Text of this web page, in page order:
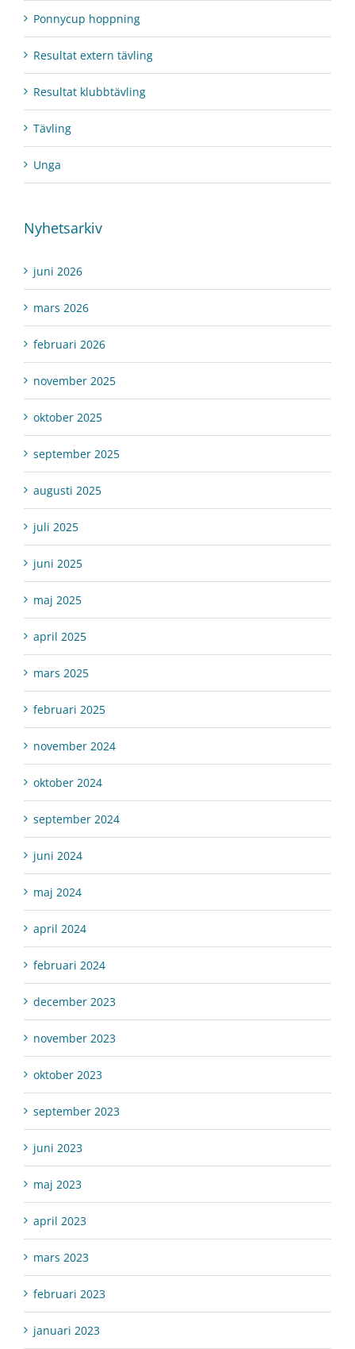
Ponnycup hoppning
Resultat extern tävling
Resultat klubbtävling
Tävling
Unga
Nyhetsarkiv
juni 2026
mars 2026
februari 2026
november 2025
oktober 2025
september 2025
augusti 2025
juli 2025
juni 2025
maj 2025
april 2025
mars 2025
februari 2025
november 2024
oktober 2024
september 2024
juni 2024
maj 2024
april 2024
februari 2024
december 2023
november 2023
oktober 2023
september 2023
juni 2023
maj 2023
april 2023
mars 2023
februari 2023
januari 2023